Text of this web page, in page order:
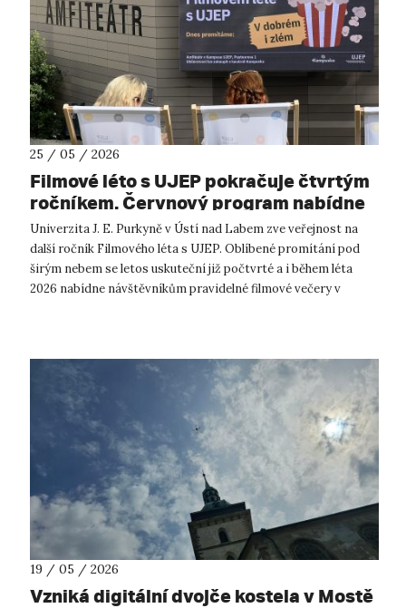
25 / 05 / 2026
Filmové léto s UJEP pokračuje čtvrtým
ročníkem. Červnový program nabídne
emoce, romantiku i českou klasiku.
Univerzita J. E. Purkyně v Ústí nad Labem zve veřejnost na
další ročník Filmového léta s UJEP. Oblíbené promítání pod
širým nebem se letos uskuteční již počtvrté a i během léta
2026 nabídne návštěvníkům pravidelné filmové večery v
19 / 05 / 2026
Vzniká digitální dvojče kostela v Mostě